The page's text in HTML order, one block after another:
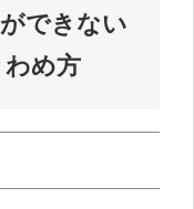
できない
わめ方